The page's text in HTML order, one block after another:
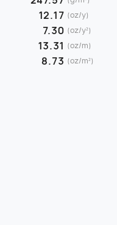
12.17
7.30
13.31
8.73
(oz/y)
(oz/y²)
(oz/m)
(oz/m²)